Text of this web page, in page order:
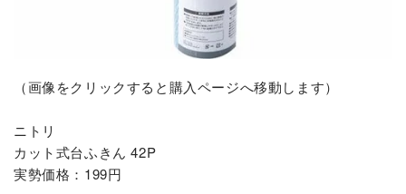
（画像をクリックすると購入ページへ移動します）
ニトリ
カット式台ふきん 42P
実勢価格：199円